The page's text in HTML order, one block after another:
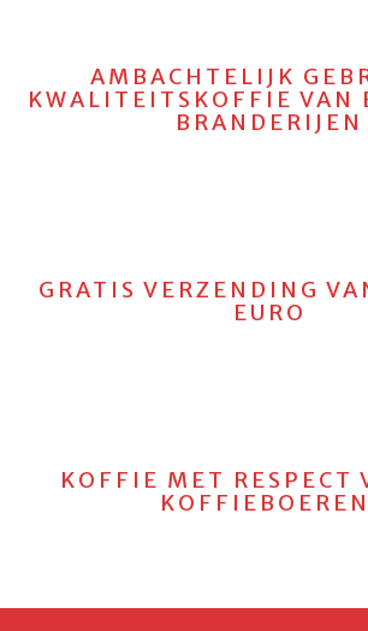
AMBACHTELIJK
KWALITEITSKOFFIE VAN
BRANDERIJEN
GRATIS VERZENDING
EURO
KOFFIE MET RESPECT